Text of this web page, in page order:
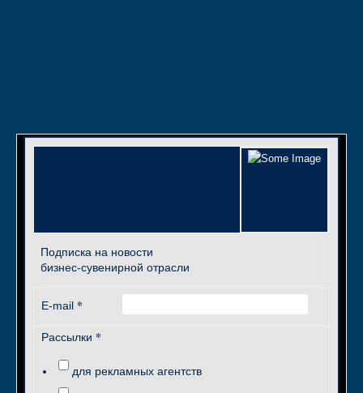
Подписка на новости
бизнес-сувенирной отрасли
E-mail *
Рассылки *
для рекламных агентств